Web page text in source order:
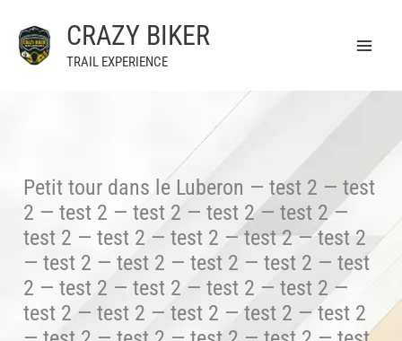
contenu
CRAZY BIKER
TRAIL EXPERIENCE
Petit tour dans le Luberon — test 2 — test
2 — test 2 — test 2 — test 2 — test 2 —
test 2 — test 2 — test 2 — test 2 — test 2
— test 2 — test 2 — test 2 — test 2 — test
2 — test 2 — test 2 — test 2 — test 2 —
test 2 — test 2 — test 2 — test 2 — test 2